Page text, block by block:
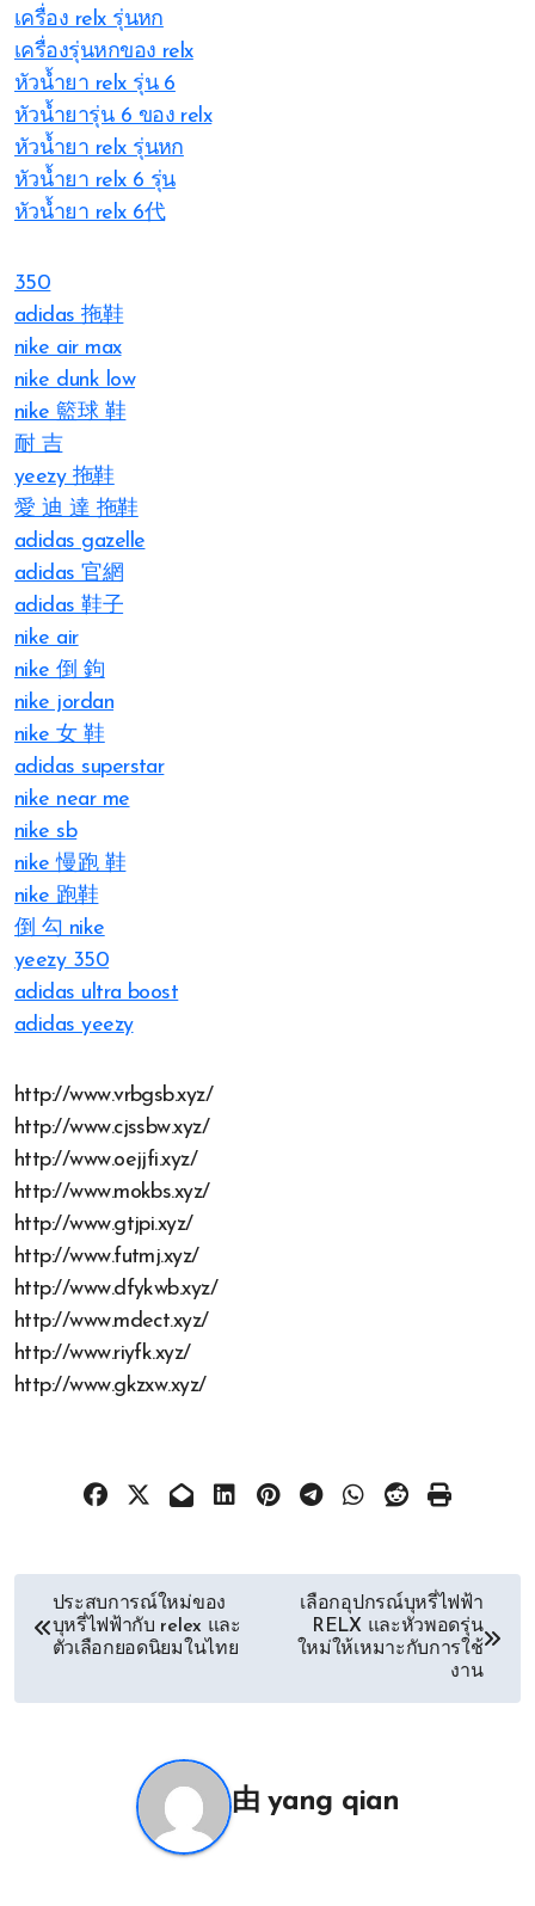
เครื่อง relx รุ่นหก
เครื่องรุ่นหกของ relx
หัวน้ำยา relx รุ่น 6
หัวน้ำยารุ่น 6 ของ relx
หัวน้ำยา relx รุ่นหก
หัวน้ำยา relx 6 รุ่น
หัวน้ำยา relx 6代
350
adidas 拖鞋
nike air max
nike dunk low
nike 籃球 鞋
耐 吉
yeezy 拖鞋
愛 迪 達 拖鞋
adidas gazelle
adidas 官網
adidas 鞋子
nike air
nike 倒 鉤
nike jordan
nike 女 鞋
adidas superstar
nike near me
nike sb
nike 慢跑 鞋
nike 跑鞋
倒 勾 nike
yeezy 350
adidas ultra boost
adidas yeezy
http://www.vrbgsb.xyz/
http://www.cjssbw.xyz/
http://www.oejjfi.xyz/
http://www.mokbs.xyz/
http://www.gtjpi.xyz/
http://www.futmj.xyz/
http://www.dfykwb.xyz/
http://www.mdect.xyz/
http://www.riyfk.xyz/
http://www.gkzxw.xyz/
导
ประสบการณ์ใหม่ของ
บุหรี่ไฟฟ้ากับ relex และ
ตัวเลือกยอดนิยมในไทย
เลือกอุปกรณ์บุหรี่ไฟฟ้า
RELX และหัวพอดรุ่น
ใหม่ให้เหมาะกับการใช้
งาน
由yang qian